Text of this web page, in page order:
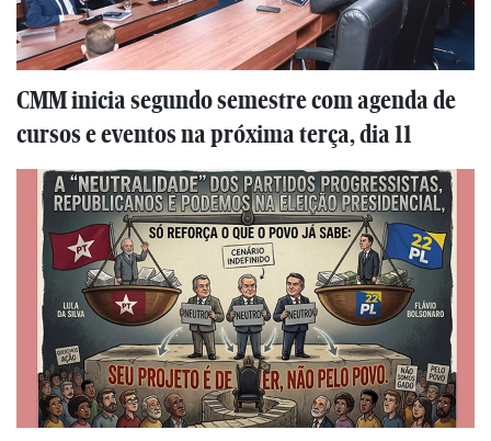
CMM inicia segundo semestre com agenda de
cursos e eventos na próxima terça, dia 11